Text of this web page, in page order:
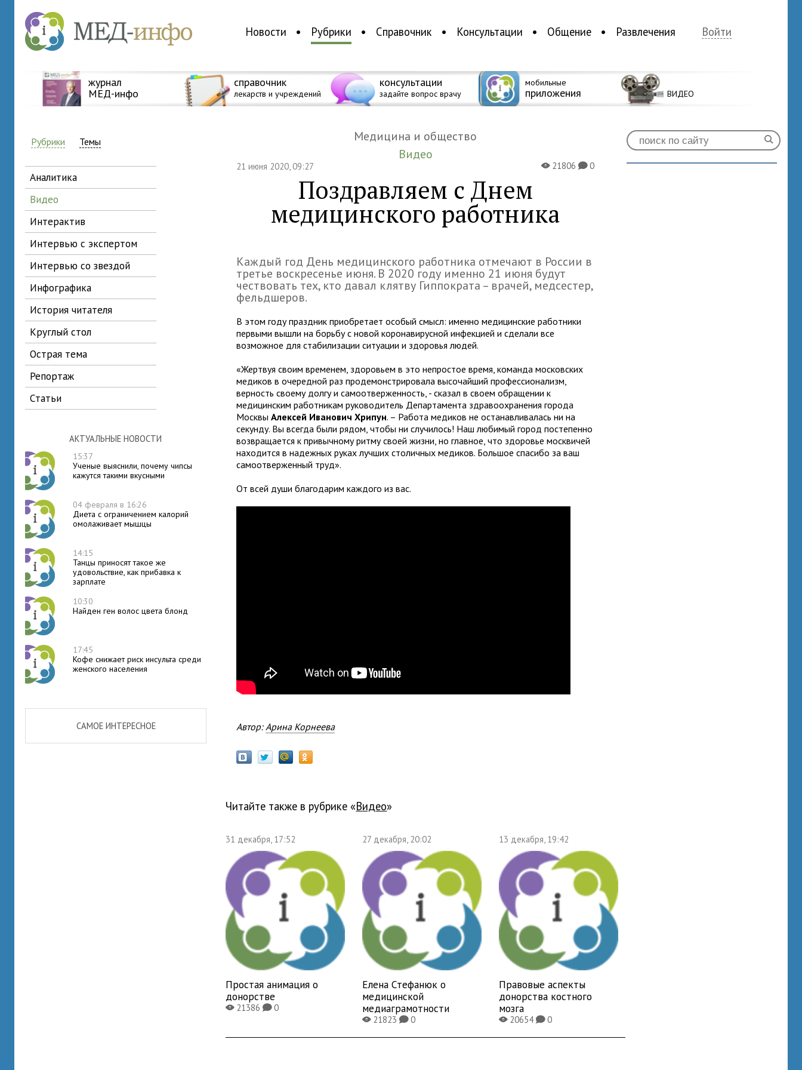
Новости Рубрики Справочник Консультации Общение Развлечения Войти
журнал
МЕД-инфо
справочник
лекарств и учреждений
консультации
задайте вопрос врачу
мобильные
приложения ВИДЕО
Рубрики Темы
аналитика
видео
интерактив
интервью с экспертом
интервью со звездой
инфографика
история читателя
круглый стол
острая тема
репортаж
статьи
АКТУАЛЬНЫЕ НОВОСТИ
15:37
Ученые выяснили, почему чипсы
кажутся такими вкусными
04 февраля в 16:26
Диета с ограничением калорий
омолаживает мышцы
14:15
Танцы приносят такое же
удовольствие, как прибавка к
зарплате
10:30
Найден ген волос цвета блонд
17:45
Кофе снижает риск инсульта среди
женского населения
САМОЕ ИНТЕРЕСНОЕ
Медицина и общество
Видео
21 июня 2020, 09:27 X21806K0
Поздравляем с Днем
медицинского работника
Каждый год День медицинского работника отмечают в России в
третье воскресенье июня. В 2020 году именно 21 июня будут
чествовать тех, кто давал клятву Гиппократа – врачей, медсестер,
фельдшеров.
В этом году праздник приобретает особый смысл: именно медицинские работники
первыми вышли на борьбу с новой коронавирусной инфекцией и сделали все
возможное для стабилизации ситуации и здоровья людей.
«Жертвуя своим временем, здоровьем в это непростое время, команда московских
медиков в очередной раз продемонстрировала высочайший профессионализм,
верность своему долгу и самоотверженность, - сказал в своем обращении к
медицинским работникам руководитель Департамента здравоохранения города
МосквыАлексей Иванович Хрипун. – Работа медиков не останавливалась ни на
секунду. Вы всегда были рядом, чтобы ни случилось! Наш любимый город постепенно
возвращается к привычному ритму своей жизни, но главное, что здоровье москвичей
находится в надежных руках лучших столичных медиков. Большое спасибо за ваш
самоотверженный труд».
От всей души благодарим каждого из вас.
Автор:Арина Корнеева
Читайте также в рубрике « Видео»
31 декабря, 17:52
Простая анимация о
донорстве
X21386K0
27 декабря, 20:02
Елена Стефанюк о
медицинской
медиаграмотности
X21823K0
13 декабря, 19:42
Правовые аспекты
донорства костного
мозга
X20654K0